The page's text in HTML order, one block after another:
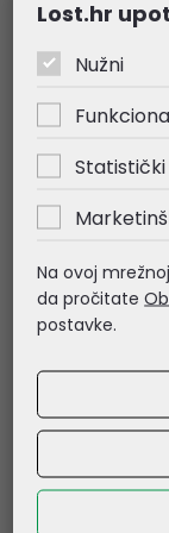
- Type: Back
Package includes
- 1 x Spigen
Lost.hr
Nužni
Statistički
Na ovoj
da pročitate
postavke.